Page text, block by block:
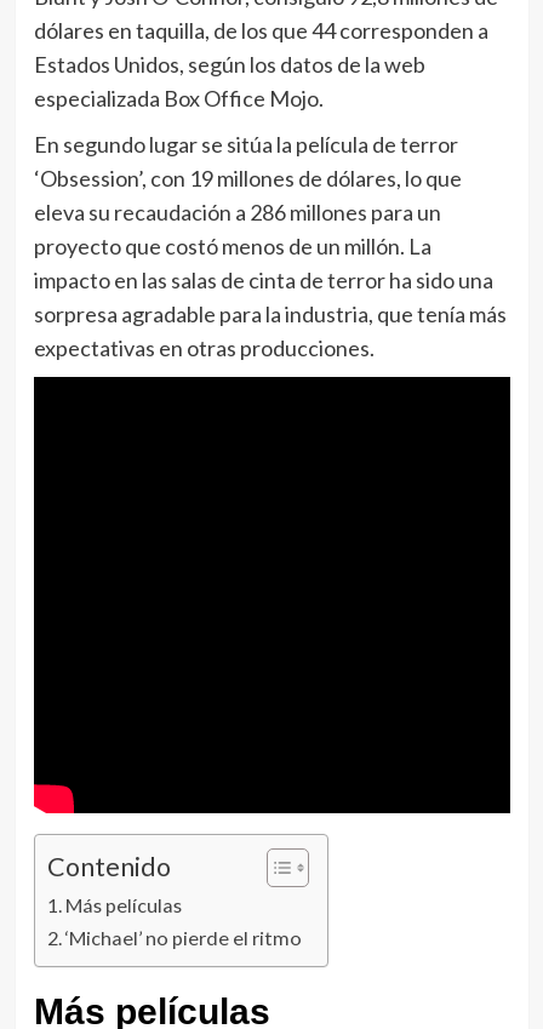
dólares en taquilla, de los que 44 corresponden a
Estados Unidos, según los datos de la web
especializada Box Office Mojo.
En segundo lugar se sitúa la película de terror
‘Obsession’, con 19 millones de dólares, lo que
eleva su recaudación a 286 millones para un
proyecto que costó menos de un millón. La
impacto en las salas de cinta de terror ha sido una
sorpresa agradable para la industria, que tenía más
expectativas en otras producciones.
Contenido
Más películas
‘Michael’ no pierde el ritmo
Más películas